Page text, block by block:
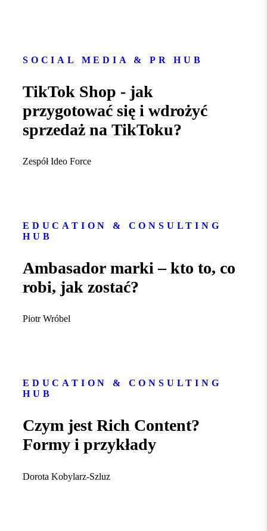
SOCIAL MEDIA & PR HUB
TikTok Shop - jak
przygotować się i wdrożyć
sprzedaż na TikToku?
Zespół Ideo Force
EDUCATION & CONSULTING
HUB
Ambasador marki – kto to, co
robi, jak zostać?
Piotr Wróbel
EDUCATION & CONSULTING
HUB
Czym jest Rich Content?
Formy i przykłady
Dorota Kobylarz-Szluz